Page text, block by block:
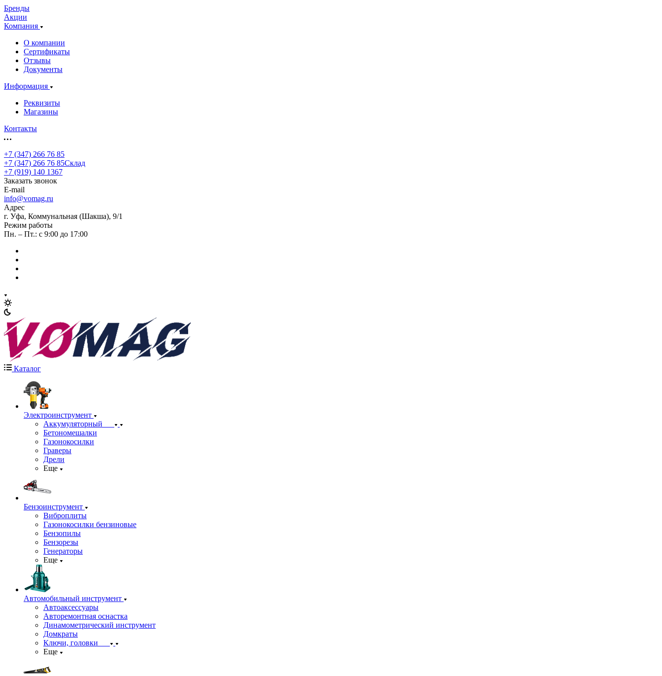
Бренды
Акции
Компания
О компании
Сертификаты
Отзывы
Документы
Информация
Реквизиты
Магазины
Контакты
+7 (347) 266 76 85
+7 (347) 266 76 85Склад
+7 (919) 140 1367
Заказать звонок
E-mail
info@vomag.ru
Адрес
г. Уфа, Коммунальная (Шакша), 9/1
Режим работы
Пн. – Пт.: с 9:00 до 17:00
Каталог
Электроинструмент
Аккумуляторный
Бетономешалки
Газонокосилки
Граверы
Дрели
Еще
Бензоинструмент
Виброплиты
Газонокосилки бензиновые
Бензопилы
Бензорезы
Генераторы
Еще
Автомобильный инструмент
Автоаксессуары
Авторемонтная оснастка
Динамометрический инструмент
Домкраты
Ключи, головки
Еще